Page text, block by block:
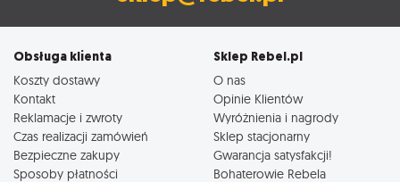
Obsługa klienta
Koszty dostawy
Kontakt
Reklamacje i zwroty
Czas realizacji zamówień
Bezpieczne zakupy
Sposoby płatności
Sklep Rebel.pl
O nas
Opinie Klientów
Wyróżnienia i nagrody
Sklep stacjonarny
Gwarancja satysfakcji!
Bohaterowie Rebela